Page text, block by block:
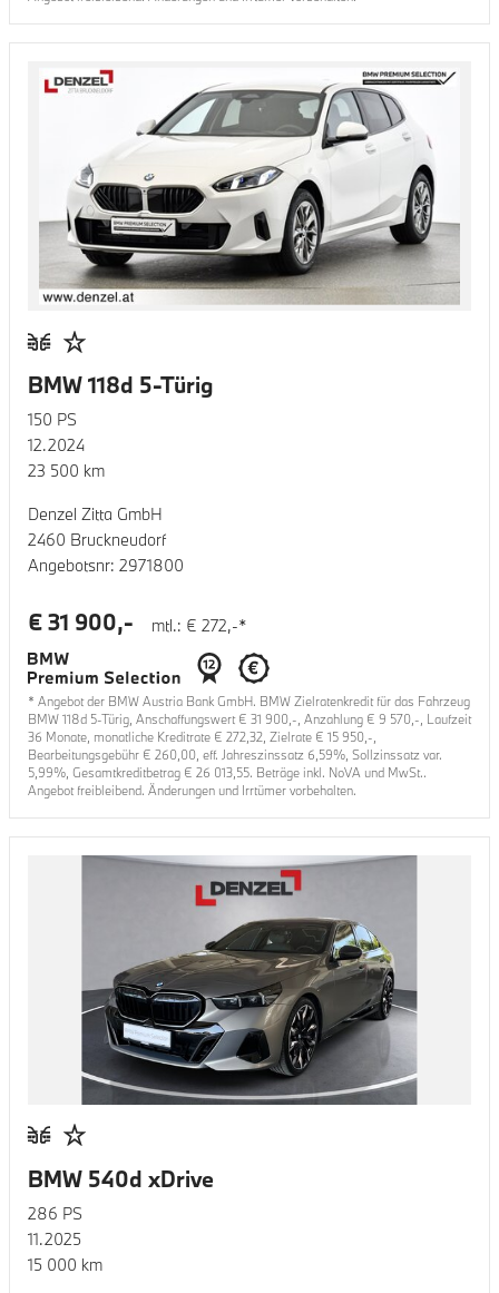
BMW 118d 5-Türig
150 PS
12.2024
23 500 km
Denzel Zitta GmbH
2460 Bruckneudorf
Angebotsnr: 2971800
mtl.: € 272,-*
€ 31 900,-
* Angebot der BMW Austria Bank GmbH. BMW Zielratenkredit für das Fahrzeug
BMW 118d 5-Türig , Anschaffungswert € 31 900 ,-, Anzahlung € 9 570 ,-, Laufzeit
36 Monate, monatliche Kreditrate € 272,32 , Zielrate € 15 950 ,-,
Bearbeitungsgebühr € 260,00 , eff. Jahreszinssatz 6,59%, Sollzinssatz var.
5,99%, Gesamtkreditbetrag € 26 013,55. Beträge inkl. NoVA und MwSt..
Angebot freibleibend. Änderungen und Irrtümer vorbehalten.
BMW 540d xDrive
286 PS
11.2025
15 000 km